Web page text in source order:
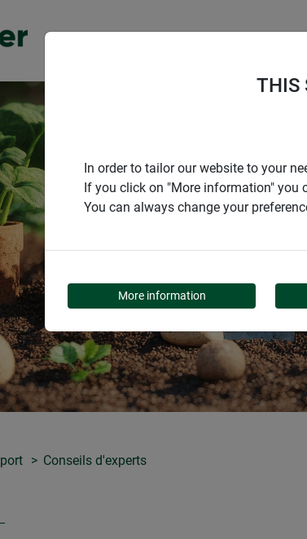
AU
Conseils d'experts
THIS
In order to tailor our website to your
If you click on "More information" you
You can always change your
More information